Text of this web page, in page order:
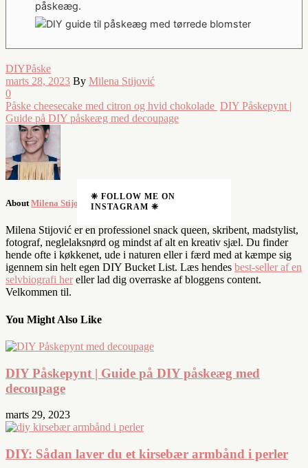
påskeæg.
DIYPåske
marts 28, 2023 By Milena Stijović
0
Påske cheesecake med citron og hvid chokolade DIY Påskepynt |
Guide på DIY påskeæg med decoupage
About Milena Stijović
Milena Stijović er en professionel snack queen, skribent, madstylist,
fotograf, neglelaksnørd og mindst af alt en kreativ sjæl. Du finder
hende ofte i køkkenet, ude i naturen eller i færd med at kæmpe sig
igennem sin helt egen DIY Bucket List. Læs hendes best-seller af en
selvbiografi her eller lad dig overraske af bloggens content.
Velkommen til.
You Might Also Like
DIY Påskepynt | Guide på DIY påskeæg med
decoupage
marts 29, 2023
DIY: Sådan laver du et kirsebær armbånd i perler
❈ FOLLOW ME ON
INSTAGRAM ❈